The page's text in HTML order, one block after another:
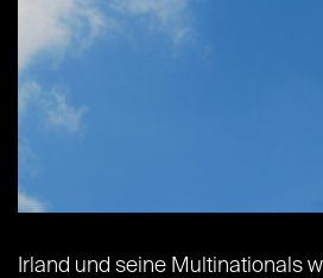
Irland und seine Multinationals